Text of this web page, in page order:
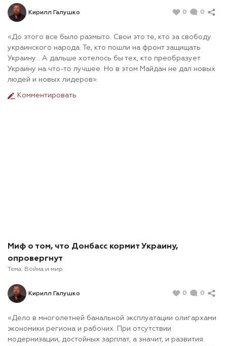
Кирилл Галушко 0 0
«До этого все было размыто. Свои это те, кто за свободу
украинского народа. Те, кто пошли на фронт защищать
Украину... А дальше хотелось бы тех, кто преобразует
Украину на что-то лучшее. Но в этом Майдан не дал новых
людей и новых лидеров».
Комментировать
Миф о том, что Донбасс кормит Украину,
опровергнут
Тема: Война и мир
Кирилл Галушко 0 0
«Дело в многолетней банальной эксплуатации олигархами
экономики региона и рабочих. При отсутствии
модернизации, достойных зарплат, а значит, и развития.